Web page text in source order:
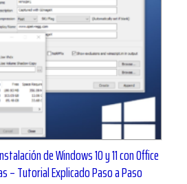
de Windows 10 y 11 con Office
– Tutorial Explicado Paso a Paso